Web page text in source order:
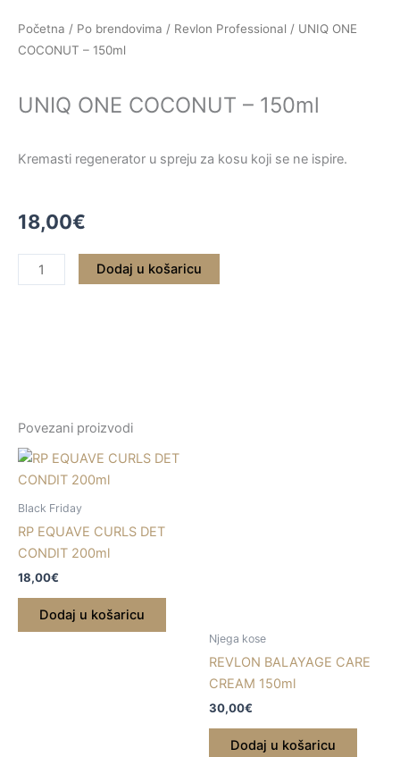
content
Početna / Po brendovima / Revlon Professional / UNIQ ONE
COCONUT – 150ml
UNIQ ONE COCONUT – 150ml
Kremasti regenerator u spreju za kosu koji se ne ispire.
18,00€
UNIQ
ONE
Dodaj u košaricu
Povezani proizvodi
Black Friday
RP EQUAVE CURLS DET
CONDIT 200ml
18,00€
Dodaj u košaricu
Njega kose
REVLON BALAYAGE CARE
CREAM 150ml
30,00€
Dodaj u košaricu